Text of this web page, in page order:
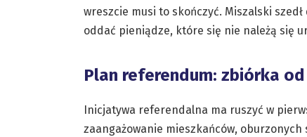
wreszcie musi to skończyć. Miszalski
oddać pieniądze, które się nie należą się
Plan referendum: zbiórka
Inicjatywa referendalna ma ruszyć w
zaangażowanie mieszkańców,